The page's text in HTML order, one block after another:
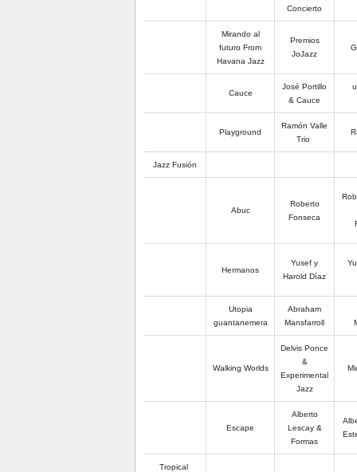
Concierto
Mirando al
futuro From
Havana Jazz
Premios
JoJazz
Cauce
José Portillo
& Cauce
Playground
Ramón Valle
Trio
Jazz Fusión
Abuc
Roberto
Fonseca
Hermanos
Yusef y
Harold Díaz
Utopia
guantanemera
Abraham
Mansfarroll
Walking Worlds
Delvis Ponce
&
Experimental
Jazz
Escape
Alberto
Lescay &
Formas
Tropical